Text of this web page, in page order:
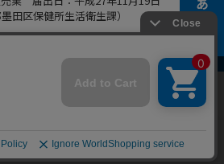
墨田区保健所生活衛生課）
Partners Co., Ltd.
様により良いサービス
ーを利用しています。
により、クッキーの使
い。
同意する